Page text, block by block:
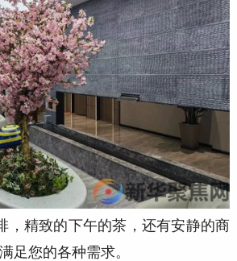
精致的下午的茶，还有安静的商
足您的各种需求。